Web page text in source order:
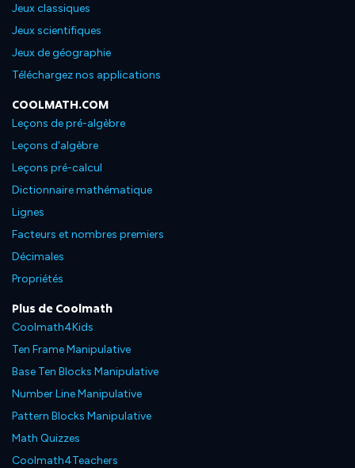
Jeux classiques
Jeux scientifiques
Jeux de géographie
Téléchargez nos applications
COOLMATH.COM
Leçons de pré-algèbre
Leçons d'algèbre
Leçons pré-calcul
Dictionnaire mathématique
Lignes
Facteurs et nombres premiers
Décimales
Propriétés
Plus de Coolmath
Coolmath4Kids
Ten Frame Manipulative
Base Ten Blocks Manipulative
Number Line Manipulative
Pattern Blocks Manipulative
Math Quizzes
Coolmath4Teachers